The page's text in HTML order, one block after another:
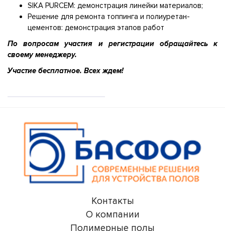
SIKA PURCEM: демонстрация линейки материалов;
Решение для ремонта топпинга и полиуретан-
цементов: демонстрация этапов работ
По вопросам участия и регистрации обращайтесь к
своему менеджеру.
Участие бесплатное. Всех ждем!
Контакты
О компании
Полимерные полы